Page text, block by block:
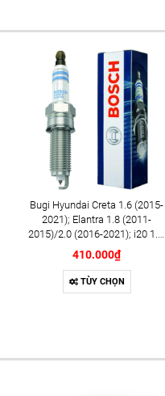
Bugi Hyundai Creta 1.6 (2015-
2021); Elantra 1.8 (2011-
2015)/2.0 (2016-2021); i20 1.4i
(2008-2014); i30 1.6 (2013-
2017); Tucson 2.0 (2015-2021)
chính hãng Bosch Double
Iridium YR7SII33U
410.000₫
TÙY CHỌN